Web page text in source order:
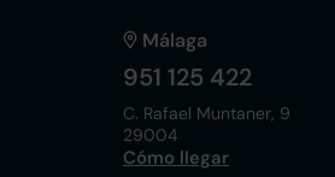
Málaga
951 125 422
C. Rafael Muntaner, 9
29004
Cómo llegar